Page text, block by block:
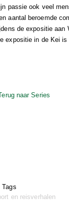
passie ook veel
aantal beroemde
de expositie aan
expositie in de Kei
naar Series
Tags
en reisverhalen